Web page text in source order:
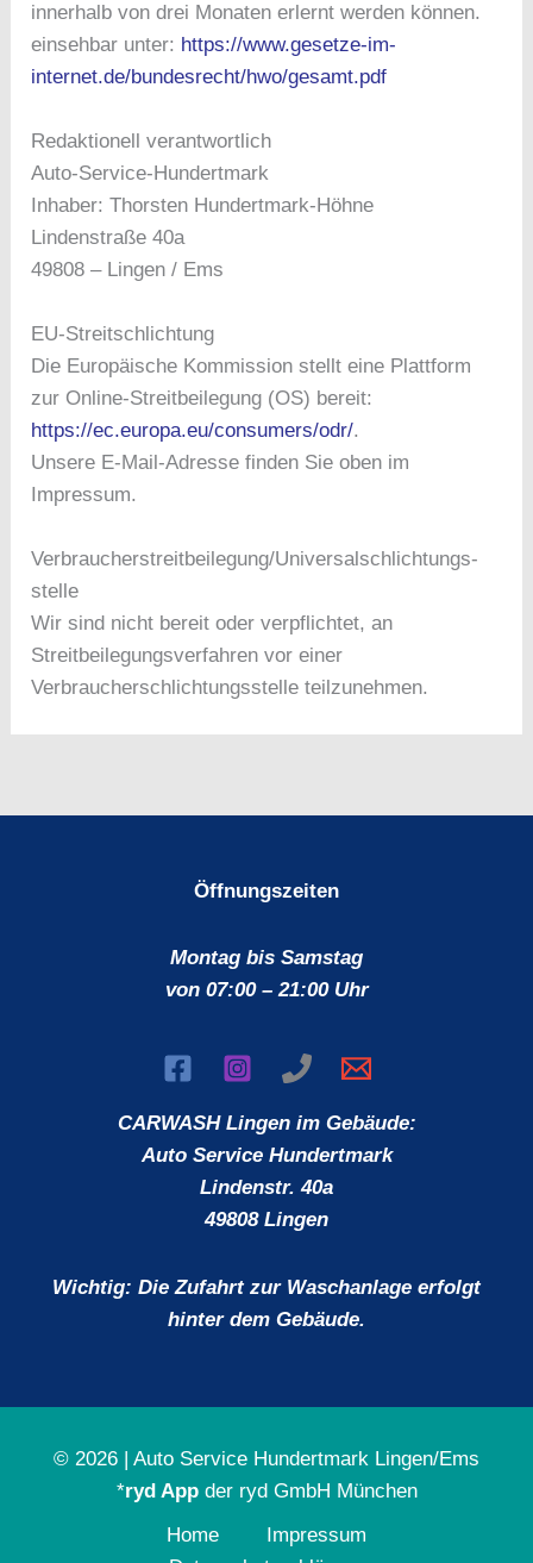
innerhalb von drei Monaten erlernt werden können.
einsehbar unter: https://www.gesetze-im-
internet.de/bundesrecht/hwo/gesamt.pdf
Redaktionell verantwortlich
Auto-Service-Hundertmark
Inhaber: Thorsten Hundertmark-Höhne
Lindenstraße 40a
49808 – Lingen / Ems
EU-Streitschlichtung
Die Europäische Kommission stellt eine Plattform
zur Online-Streitbeilegung (OS) bereit:
https://ec.europa.eu/consumers/odr/.
Unsere E-Mail-Adresse finden Sie oben im
Impressum.
Verbraucher­streit­beilegung/Universal­schlichtungs­
stelle
Wir sind nicht bereit oder verpflichtet, an
Streitbeilegungsverfahren vor einer
Verbraucherschlichtungsstelle teilzunehmen.
Öffnungszeiten
Montag bis Samstag
von 07:00 – 21:00 Uhr
CARWASH Lingen im Gebäude:
Auto Service Hundertmark
Lindenstr. 40a
49808 Lingen
Wichtig: Die Zufahrt zur Waschanlage erfolgt
hinter dem Gebäude.
© 2026 | Auto Service Hundertmark Lingen/Ems
*ryd Appder ryd GmbH München
Home
Impressum